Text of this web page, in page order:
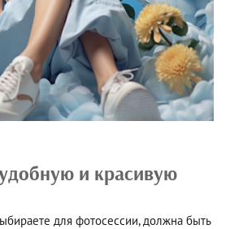
и красивую
для фотосессии, должна быть